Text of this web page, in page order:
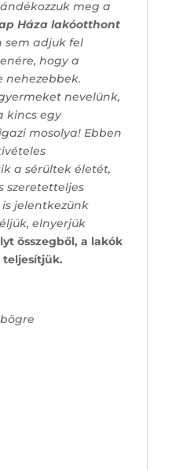
meg a
Háza lakóotthont
sem adjuk fel
hogy a
nehezebbek.
nevelünk,
kincs egy
mosolya! Ebben
a sérültek életét,
szeretetteljes
jelentkezünk
elnyerjük
összegből, a lakók
teljesítjük.